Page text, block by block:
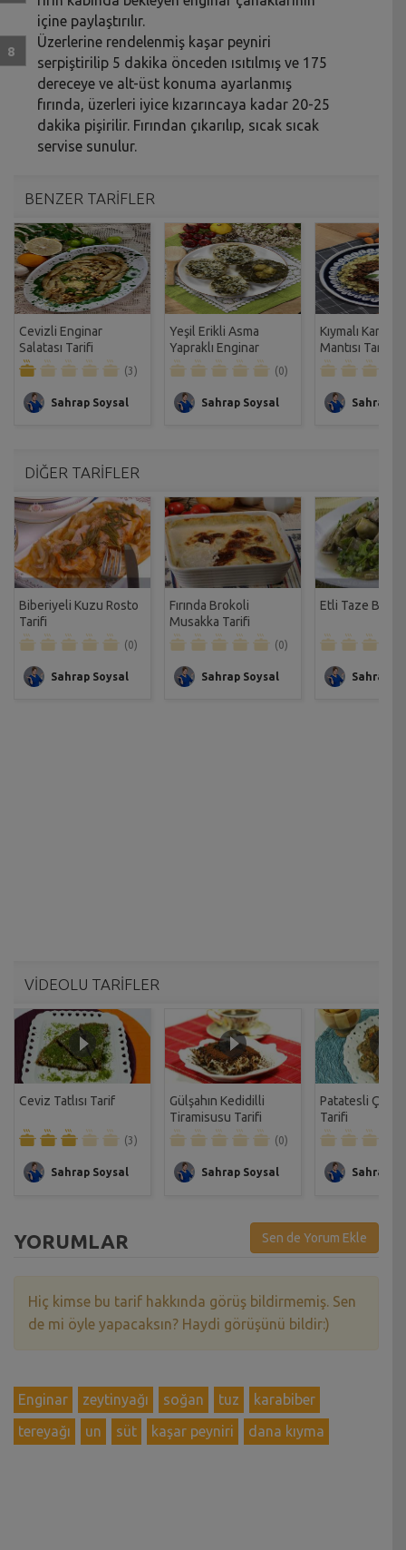
içine paylaştırılır.
Üzerlerine rendelenmiş kaşar peyniri
serpiştirilip 5 dakika önceden ısıtılmış ve 175
dereceye ve alt-üst konuma ayarlanmış
fırında, üzerleri iyice kızarıncaya kadar 20-25
dakika pişirilir. Fırından çıkarılıp, sıcak sıcak
servise sunulur.
BENZER TARİFLER
Cevizli Enginar
Salatası Tarifi
(3)
Sahrap Soysal
Yeşil Erikli Asma
Yapraklı Enginar
Dolması Tarifi
(0)
Sahrap Soysal
Kıymalı
Mantısı Tarifi
Sahrap
DİĞER TARİFLER
Biberiyeli Kuzu Rosto
Tarifi
(0)
Sahrap Soysal
Fırında Brokoli
Musakka Tarifi
(0)
Sahrap Soysal
Etli Taze Bakla
Sahrap
VİDEOLU TARİFLER
Ceviz Tatlısı Tarif
(3)
Sahrap Soysal
Gülşahın Kedidilli
Tiramisusu Tarifi
(0)
Sahrap Soysal
Patatesli Çıtır
Tarifi
Sahrap
YORUMLAR Sen de Yorum Ekle
Hiç kimse bu tarif hakkında görüş bildirmemiş. Sen
de mi öyle yapacaksın? Haydi görüşünü bildir:)
Enginar zeytinyağı soğan tuz
karabiber
tereyağı
un süt kaşar peyniri dana kıyma